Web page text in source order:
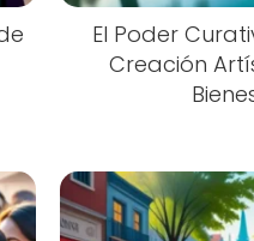
El Poder
Creación